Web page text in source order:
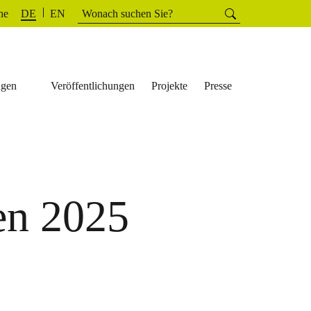
Suchen
nach:
Suchen
DE EN
Veröffentlichungen Projekte Presse
2025